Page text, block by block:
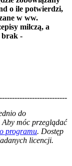
o ile potwierdzi,
w ww.
milczą, a
brak -
do
Aby móc przeglądać
programu. Dostęp
licencji.